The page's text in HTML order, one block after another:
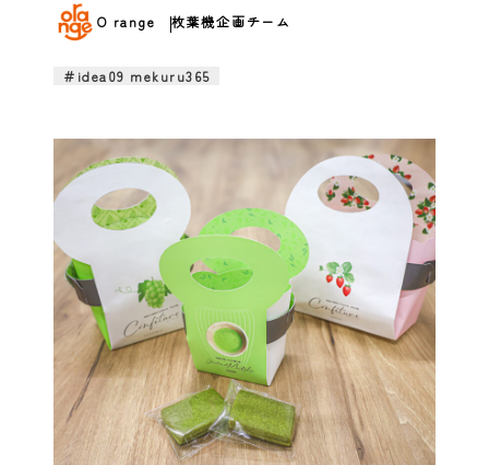
O range 枚葉機企画チーム
＃idea09 mekuru365